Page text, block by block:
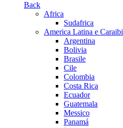
Back
Africa
Sudafrica
America Latina e Caraibi
Argentina
Bolivia
Brasile
Cile
Colombia
Costa Rica
Ecuador
Guatemala
Messico
Panamá